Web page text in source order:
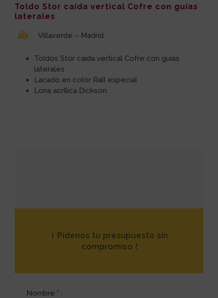
Toldo Stor caída vertical Cofre con guías
laterales
Villaverde – Madrid
Toldos Stor caída vertical Cofre con guías
laterales
Lacado en color Rall especial
Lona acrílica Dickson.
¡ Pídenos tu presupuesto sin
compromiso !
Nombre * :